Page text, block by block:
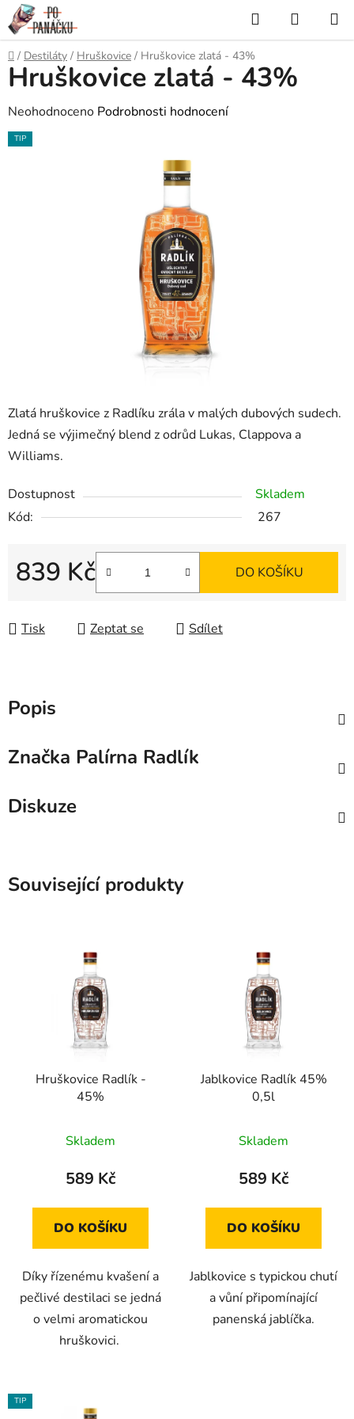
Přejít
na
obsah
Hledat
KOŠÍK
Domů
/ Destiláty / Hruškovice / Hruškovice zlatá - 43%
Zlatá hruškovice z Radlíku zrála v malých dubových sudech.
Jedná se výjimečný blend z odrůd Lukas, Clappova a
Williams.
Dostupnost
Skladem
Kód:
267
839 Kč DO KOŠÍKU
Tisk Zeptat se Sdílet
Hruškovice zlatá - 43%
Průměrné
hodnocení
Neohodnoceno Podrobnosti hodnocení
TIP
Popis
Značka Palírna Radlík
Diskuze
Související produkty
Hruškovice Radlík -
45%
Skladem
589 Kč
DO KOŠÍKU
Díky řízenému kvašení a
pečlivé destilaci se jedná
o velmi aromatickou
hruškovici.
Jablkovice Radlík 45%
0,5l
Skladem
589 Kč
DO KOŠÍKU
Jablkovice s typickou chutí
a vůní připomínající
panenská jablíčka.
TIP